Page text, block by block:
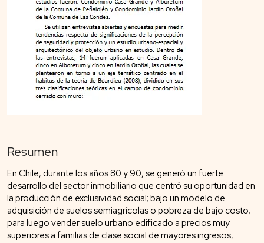
Resumen
En Chile, durante los años 80 y 90, se generó un fuerte
desarrollo del sector inmobiliario que centró su oportunidad en
la producción de exclusividad social; bajo un modelo de
adquisición de suelos semiagrícolas o pobreza de bajo costo;
para luego vender suelo urbano edificado a precios muy
superiores a familias de clase social de mayores ingresos,